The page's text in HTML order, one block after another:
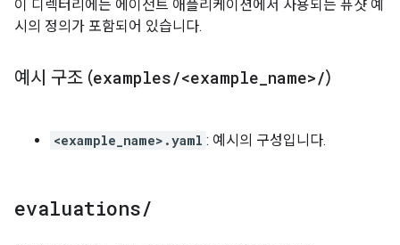
이 디렉터리에는 에이전트 애플리케이션에서 사용되는 퓨샷 예
시의 정의가 포함되어 있습니다.
예시 구조 (examples/<example name>/)
<example_name>.yaml : 예시의 구성입니다.
evaluations/